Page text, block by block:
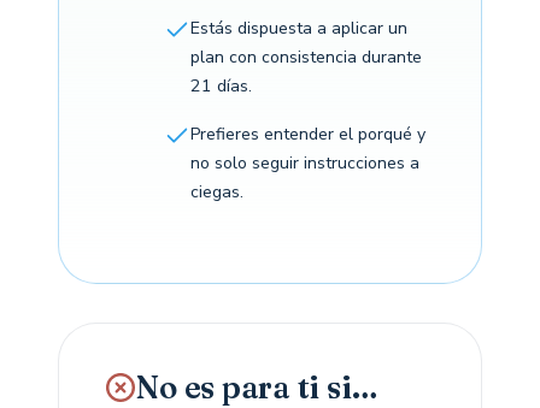
Estás dispuesta a aplicar un
plan con consistencia durante
21 días.
Prefieres entender el porqué y
no solo seguir instrucciones a
ciegas.
No es para ti si…